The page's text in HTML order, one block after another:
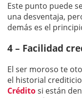
Este punto puede
una desventaja,
demás es el
4 – Facilidad
El ser moroso te
el historial
Créditosi están